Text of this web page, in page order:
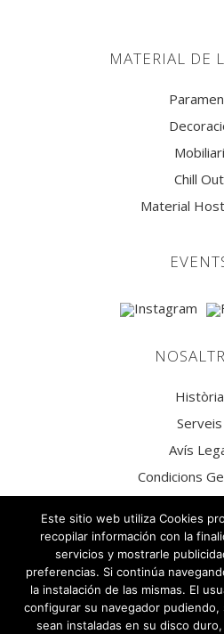
MATERIAL DE
Mobiliari
Chill Out
Material
Història
Serveis
Avís
Condicions
Política de Privacitat
Política de
Este sitio web utiliza Cookies
recopilar información con la
servicios y mostrarle
preferencias. Si continúa
la instalación de las mismas. El
configurar su navegador
sean instaladas en su disco